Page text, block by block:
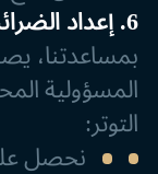
6. إعداد الضرائب والامتثال
بمساعدتنا،
المسؤولية
التوتر:
نحصل